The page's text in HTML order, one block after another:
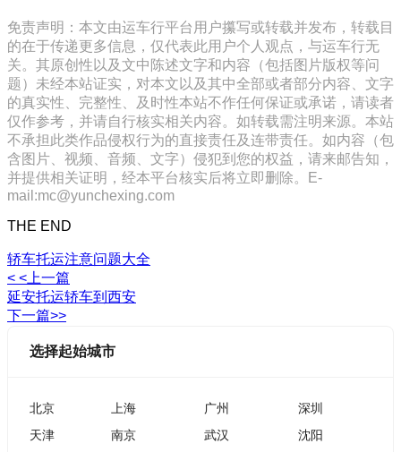
免责声明：本文由运车行平台用户攥写或转载并发布，转载目
的在于传递更多信息，仅代表此用户个人观点，与运车行无
关。其原创性以及文中陈述文字和内容（包括图片版权等问
题）未经本站证实，对本文以及其中全部或者部分内容、文字
的真实性、完整性、及时性本站不作任何保证或承诺，请读者
仅作参考，并请自行核实相关内容。如转载需注明来源。本站
不承担此类作品侵权行为的直接责任及连带责任。如内容（包
含图片、视频、音频、文字）侵犯到您的权益，请来邮告知，
并提供相关证明，经本平台核实后将立即删除。E-
mail:mc@yunchexing.com
THE END
轿车托运注意问题大全
< <上一篇
延安托运轿车到西安
下一篇>>
选择起始城市
北京 上海 广州
深圳
天津
南京 武汉
沈阳